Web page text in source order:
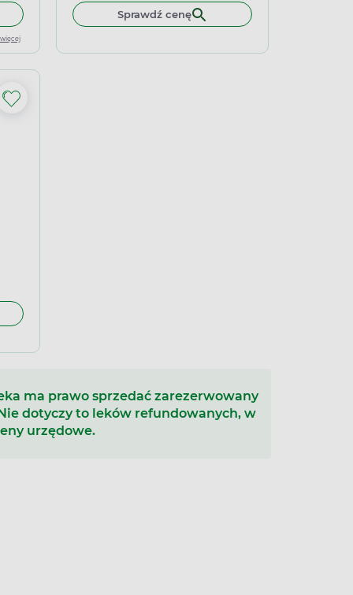
(import równoległy Medezin)
do koszyka Isoptin 40 mg, 40 tabletek powlekanych (import
Sprawdź cenę
ma prawo sprzedać zarezerwowany
dotyczy to leków refundowanych, w
urzędowe.